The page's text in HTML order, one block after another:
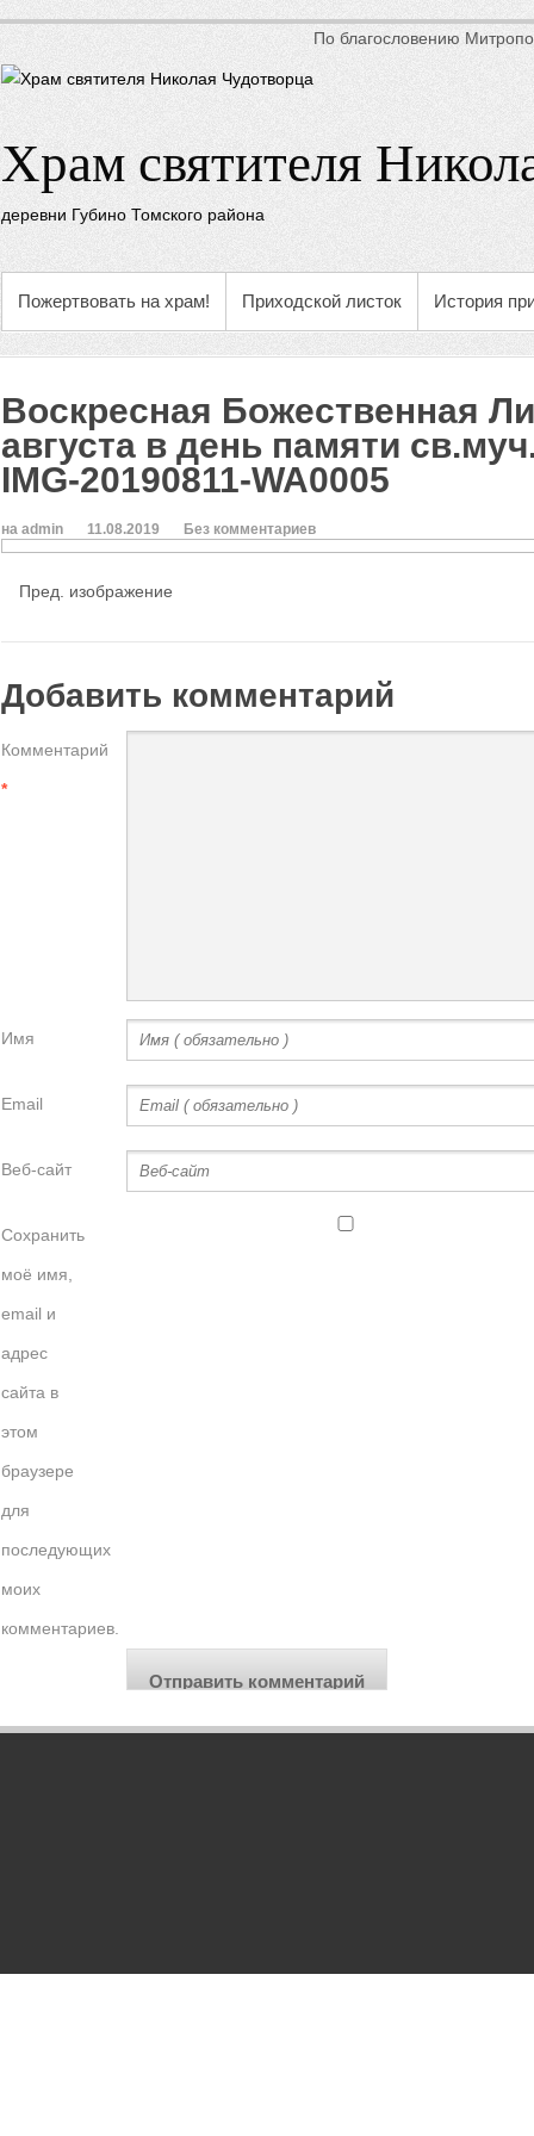
По благословению
Храм святителя
деревни Губино Томского района
Пожертвовать на храм! Приходской листок История
Воскресная Божественная
августа в день памяти
IMG-20190811-WA0005
на admin 11.08.2019 Без комментариев
Пред. изображение
Добавить комментарий
Комментарий
*
Имя
Email
Веб-сайт
Сохранить
моё имя,
email и
адрес
сайта в
этом
браузере
для
последующих
моих
комментариев.